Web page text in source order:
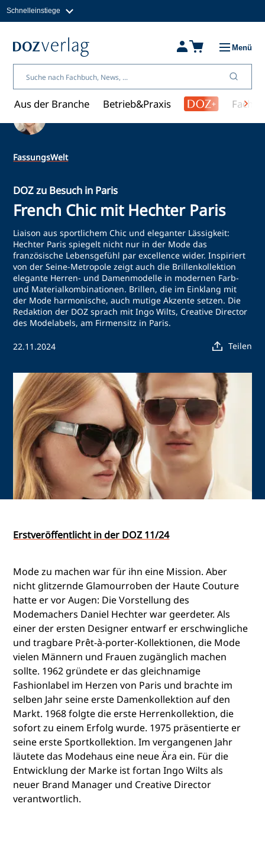
Inhalt
Schnelleinstiege
Fachbücher & Shop
Über uns
Menü
Aus der Branche Betrieb&Praxis
FassungsWelt
DOZ zu Besuch in Paris
French Chic mit Hechter Paris
Liaison aus sportlichem Chic und eleganter Lässigkeit:
Hechter Paris spiegelt nicht nur in der Mode das
französische Lebensgefühl par excellence wider. Inspiriert
von der Seine-Metropole zeigt auch die Brillenkollektion
elegante Herren- und Damenmodelle in modernen Farb-
und Materialkombinationen. Brillen, die im Einklang mit
der Mode harmonische, auch mutige Akzente setzen. Die
Redaktion der DOZ sprach mit Ingo Wilts, Creative Director
des Modelabels, am Firmensitz in Paris.
22.11.2024 Teilen
Erstveröffentlicht in der DOZ 11/24
Mode zu machen war für ihn eine Mission. Aber
nicht glitzernde Glamourroben der Haute Couture
hatte er vor Augen: Die Vorstellung des
Modemachers Daniel Hechter war geerdeter. Als
einer der ersten Designer entwarf er erschwingliche
und tragbare Prêt-à-porter-Kollektionen, die Mode
vielen Männern und Frauen zugänglich machen
sollte. 1962 gründete er das gleichnamige
Fashionlabel im Herzen von Paris und brachte im
selben Jahr seine erste Damenkollektion auf den
Markt. 1968 folgte die erste Herrenkollektion, die
sofort zu einem Erfolg wurde. 1975 präsentierte er
seine erste Sportkollektion. Im vergangenen Jahr
läutete das Modehaus eine neue Ära ein. Für die
Entwicklung der Marke ist fortan Ingo Wilts als
neuer Brand Manager und Creative Director
verantwortlich.